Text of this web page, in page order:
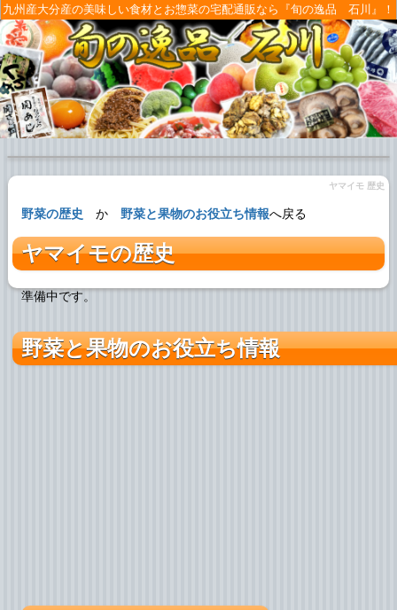
九州産大分産の美味しい食材とお惣菜の宅配通販なら『旬の逸品 石川』！
ヤマイモ 歴史
野菜の歴史 か 野菜と果物のお役立ち情報へ戻る
ヤマイモの歴史
準備中です。
野菜と果物のお役立ち情報